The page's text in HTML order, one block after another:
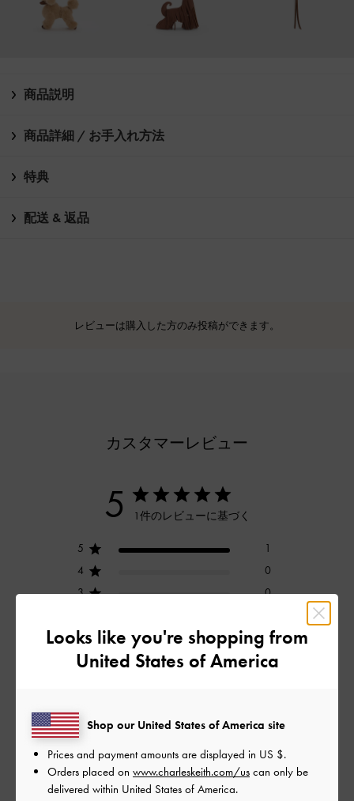
商品説明
商品詳細 / お手入れ方法
特典
配送 & 返品
レビューは購入した方のみ投稿ができます。
カスタマーレビュー
5 1件のレビューに基づく
5
1
4
0
3
0
1
0
デザイン
Looks like you're shopping from
United States of America
Shop our United States of America site
Prices and payment amounts are displayed in US $.
Orders placed on www.charleskeith.com/us can only be
delivered within United States of America.